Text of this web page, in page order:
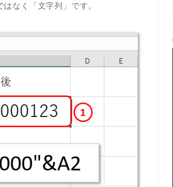
なく「文字列」です。